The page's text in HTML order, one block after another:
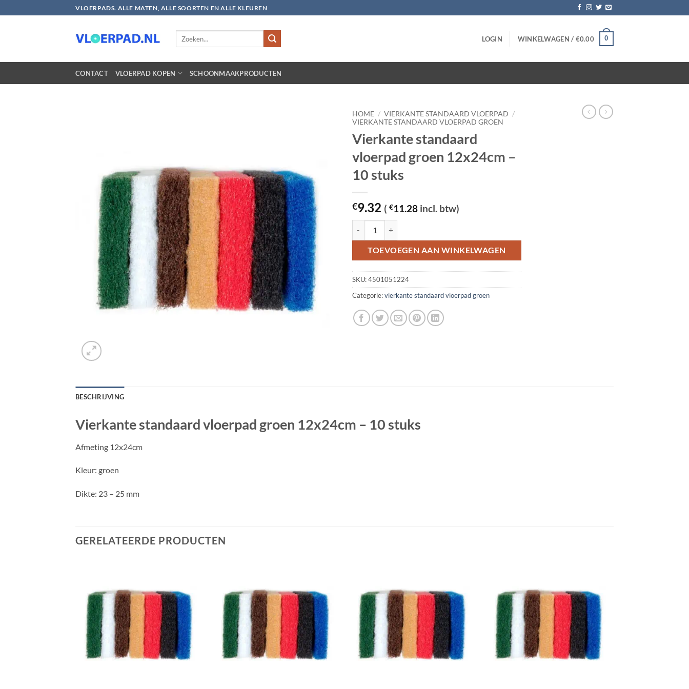
naar
VLOERPADS. ALLE MATEN, ALLE SOORTEN EN ALLE KLEUREN
LOGIN WINKELWAGEN / €0.00 0
CONTACT VLOERPAD KOPEN SCHOONMAAKPRODUCTEN
HOME / VIERKANTE STANDAARD VLOERPAD /
VIERKANTE STANDAARD VLOERPAD GROEN
Vierkante standaard
vloerpad groen 12x24cm –
10 stuks
€9.32 ( €11.28 incl. btw)
TOEVOEGEN AAN WINKELWAGEN
SKU:4501051224
Categorie:vierkante standaard vloerpad groen
BESCHRIJVING
Vierkante standaard vloerpad groen 12x24cm – 10 stuks
Afmeting 12x24cm
Kleur: groen
Dikte: 23 – 25 mm
GERELATEERDE PRODUCTEN